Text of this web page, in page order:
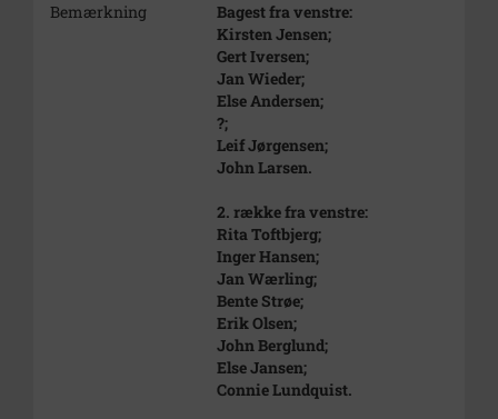
Bemærkning
Bagest fra venstre:
Kirsten Jensen;
Gert Iversen;
Jan Wieder;
Else Andersen;
?;
Leif Jørgensen;
John Larsen.
2. række fra venstre:
Rita Toftbjerg;
Inger Hansen;
Jan Wærling;
Bente Strøe;
Erik Olsen;
John Berglund;
Else Jansen;
Connie Lundquist.